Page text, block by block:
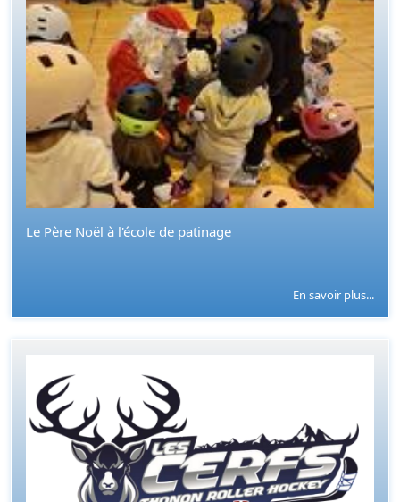
Le Père Noël à l'école de patinage
En savoir plus...